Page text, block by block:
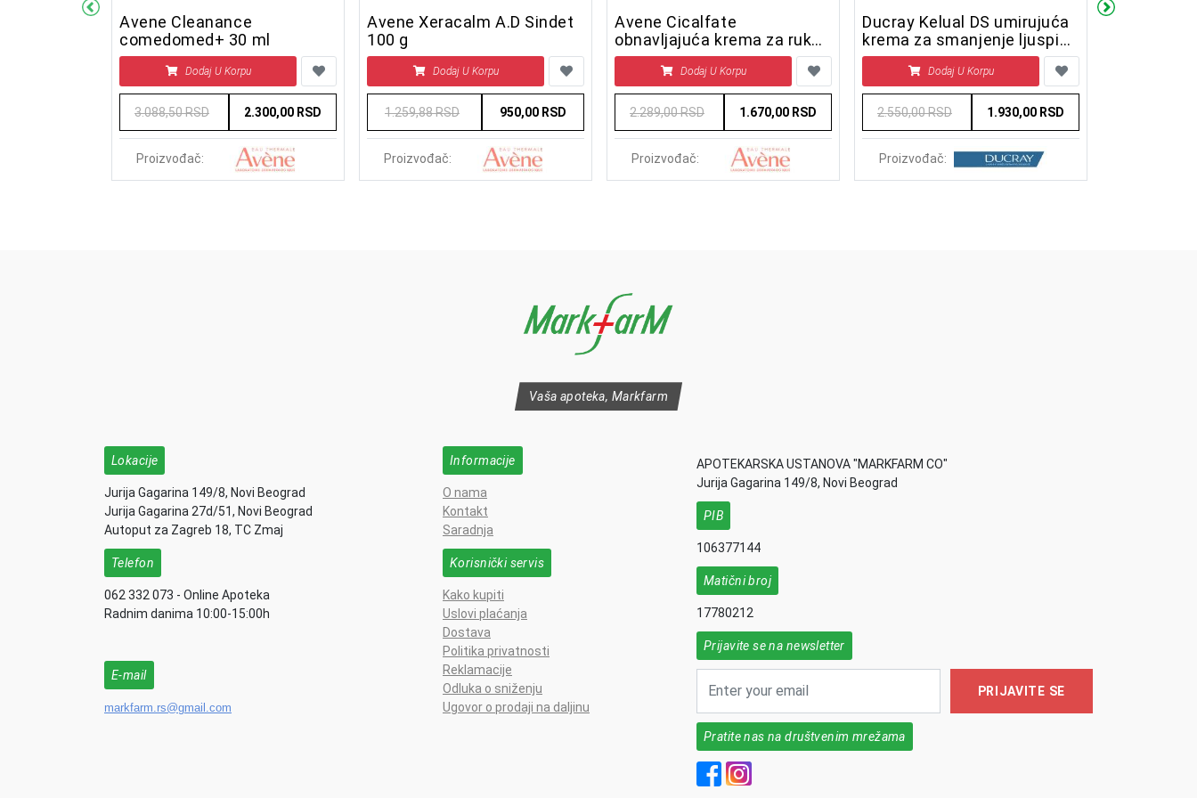
Balzam
Avene Cleanance
comedomed+ 30 ml
Dodaj U Korpu
3.088,50 RSD 2.300,00 RSD
Proizvođač:
Avene Xeracalm A.D Sindet
100 g
Dodaj U Korpu
1.259,88 RSD 950,00 RSD
Proizvođač:
Avene Cicalfate
obnavljajuća krema za ruke
100ml
Dodaj U Korpu
2.289,00 RSD 1.670,00 RSD
Proizvođač:
Ducray Kelual DS umirujuća
krema za smanjenje ljuspica
40 ml
Dodaj U Korpu
2.550,00 RSD 1.930,00 RSD
Proizvođač:
Avene
Vaša apoteka, Markfarm
Lokacije
Jurija Gagarina 149/8, Novi Beograd
Jurija Gagarina 27d/51, Novi Beograd
Autoput za Zagreb 18, TC Zmaj
Telefon
062 332 073 - Online Apoteka
Radnim danima 10:00-15:00h
E-mail
markfarm.rs@gmail.com
Informacije
O nama
Kontakt
Saradnja
Korisnički servis
Kako kupiti
Uslovi plaćanja
Dostava
Politika privatnosti
Reklamacije
Odluka o sniženju
Ugovor o prodaji na daljinu
APOTEKARSKA USTANOVA "MARKFARM CO"
Jurija Gagarina 149/8, Novi Beograd
PIB
106377144
Matični broj
17780212
Prijavite se na newsletter
PRIJAVITE SE
Pratite nas na društvenim mrežama